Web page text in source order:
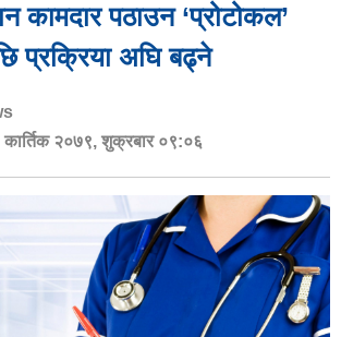
कामदार पठाउन ‘प्रोटोकल’
प्रक्रिया अघि बढ्ने
कार्तिक २०७९, शुक्रबार ०९:०६